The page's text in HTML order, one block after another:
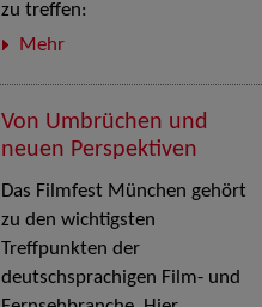
zu treffen:
Mehr
Von Umbrüchen und
neuen Perspektiven
Das Filmfest München gehört
zu den wichtigsten
Treffpunkten der
deutschsprachigen Film- und